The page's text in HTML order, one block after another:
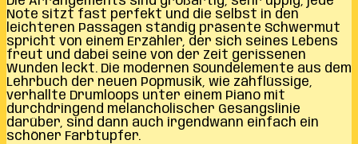
Note sitzt fast perfekt und die selbst in den
leichteren Passagen ständig präsente Schwermut
spricht von einem Erzähler, der sich seines Lebens
freut und dabei seine von der Zeit gerissenen
Wunden leckt. Die modernen Soundelemente aus dem
Lehrbuch der neuen Popmusik, wie zähflüssige,
verhallte Drumloops unter einem Piano mit
durchdringend melancholischer Gesangslinie
darüber, sind dann auch irgendwann einfach ein
schöner Farbtupfer.